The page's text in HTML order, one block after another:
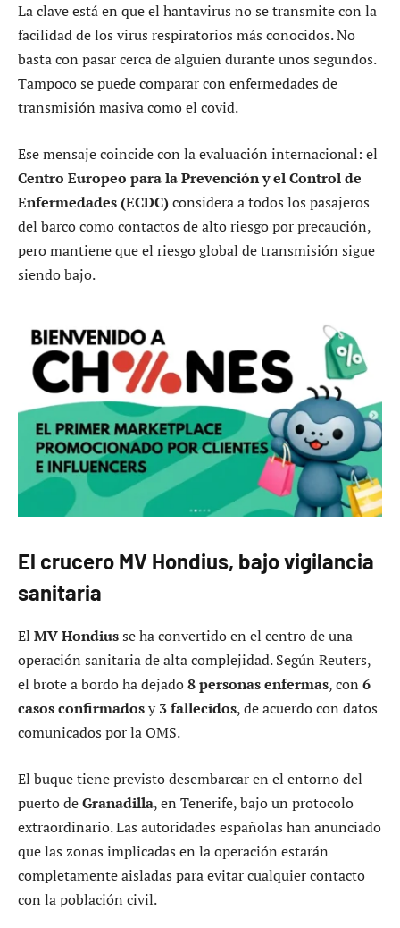
La clave está en que el hantavirus no se transmite con la
facilidad de los virus respiratorios más conocidos. No
basta con pasar cerca de alguien durante unos segundos.
Tampoco se puede comparar con enfermedades de
transmisión masiva como el covid.
Ese mensaje coincide con la evaluación internacional: el
Centro Europeo para la Prevención y el Control de
Enfermedades (ECDC)considera a todos los pasajeros
del barco como contactos de alto riesgo por precaución,
pero mantiene que el riesgo global de transmisión sigue
siendo bajo.
El crucero MV Hondius, bajo vigilancia
sanitaria
El MV Hondiusse ha convertido en el centro de una
operación sanitaria de alta complejidad. Según Reuters,
el brote a bordo ha dejado8 personas enfermas, con 6
casos confirmadosy3 fallecidos, de acuerdo con datos
comunicados por la OMS.
El buque tiene previsto desembarcar en el entorno del
puerto deGranadilla, en Tenerife, bajo un protocolo
extraordinario. Las autoridades españolas han anunciado
que las zonas implicadas en la operación estarán
completamente aisladas para evitar cualquier contacto
con la población civil.